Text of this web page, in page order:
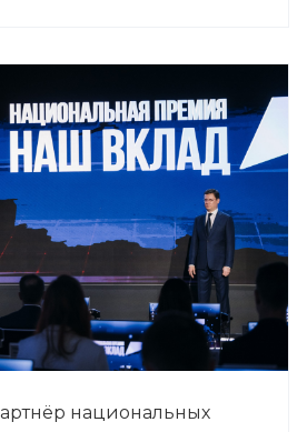
национальных